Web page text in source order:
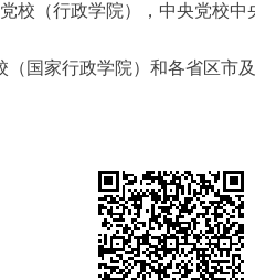
（行政学院），中央党校中
家行政学院）和各省区市